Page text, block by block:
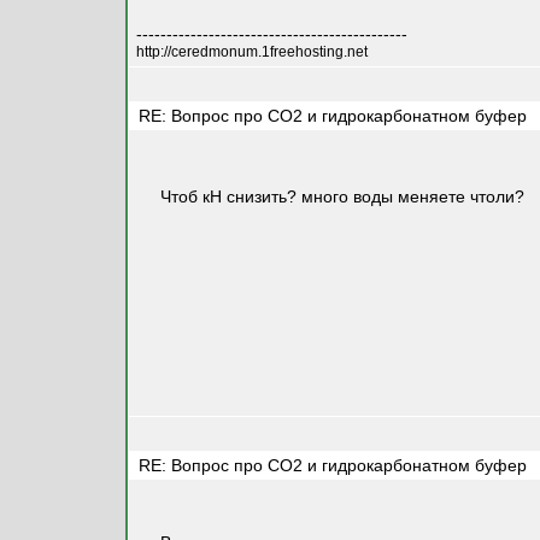
---------------------------------------------
http://ceredmonum.1freehosting.net
RE: Вопрос про СО2 и гидрокарбонатном буфер
Чтоб кН снизить? много воды меняете чтоли?
RE: Вопрос про СО2 и гидрокарбонатном буфер